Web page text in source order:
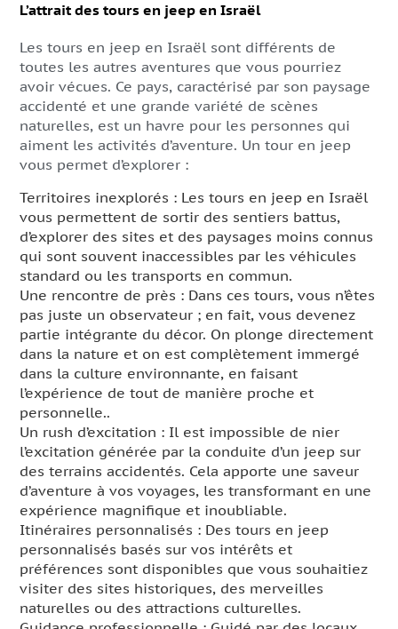
L’attrait des tours en jeep en Israël
Les tours en jeep en Israël sont différents de
toutes les autres aventures que vous pourriez
avoir vécues. Ce pays, caractérisé par son paysage
accidenté et une grande variété de scènes
naturelles, est un havre pour les personnes qui
aiment les activités d’aventure. Un tour en jeep
vous permet d’explorer :
Territoires inexplorés : Les tours en jeep en Israël
vous permettent de sortir des sentiers battus,
d’explorer des sites et des paysages moins connus
qui sont souvent inaccessibles par les véhicules
standard ou les transports en commun.
Une rencontre de près : Dans ces tours, vous n’êtes
pas juste un observateur ; en fait, vous devenez
partie intégrante du décor. On plonge directement
dans la nature et on est complètement immergé
dans la culture environnante, en faisant
l’expérience de tout de manière proche et
personnelle..
Un rush d’excitation : Il est impossible de nier
l’excitation générée par la conduite d’un jeep sur
des terrains accidentés. Cela apporte une saveur
d’aventure à vos voyages, les transformant en une
expérience magnifique et inoubliable.
Itinéraires personnalisés : Des tours en jeep
personnalisés basés sur vos intérêts et
préférences sont disponibles que vous souhaitiez
visiter des sites historiques, des merveilles
naturelles ou des attractions culturelles.